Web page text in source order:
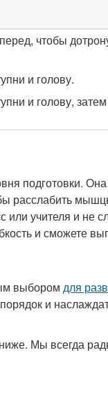
чтобы
и голову.
и голову,
подготовки.
расслабить
или учителя и не
и сможете
выбором для
и
Мы всегда